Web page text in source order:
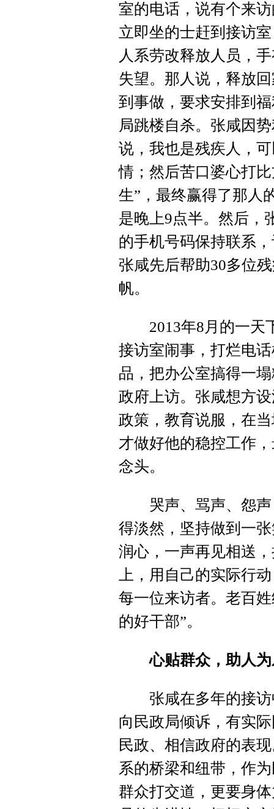
室的电话，说有个来
立即坐的士赶到接访
人系劳改释放人员，
失望。那人说，释放
到事做，要求安排到
局跳楼自杀。张咸因
说，我也是残疾人，
情；然后苦口婆心打
生”，最终赢得了那人
是晚上9点半。然后，
的手机号码保持联系
张咸先后帮助30多位
帆。
2013年8月的一天
接访室闹事，打烂电
品，把办公室搞得一
政府上访。张咸想方
政策，教育说服，在
才做好他的稳控工作
念头。
哭声、骂声、怨声
得淡然，坚持做到一
润心，一声再见相送
上，用自己的实际行
每一位来访者。老百
的好干部”。
心贴群众，助人
张咸在多年的接访
向民政局倾诉，有实
民政、相信政府的表
系的桥梁和纽带，作
群众打交道，更要身